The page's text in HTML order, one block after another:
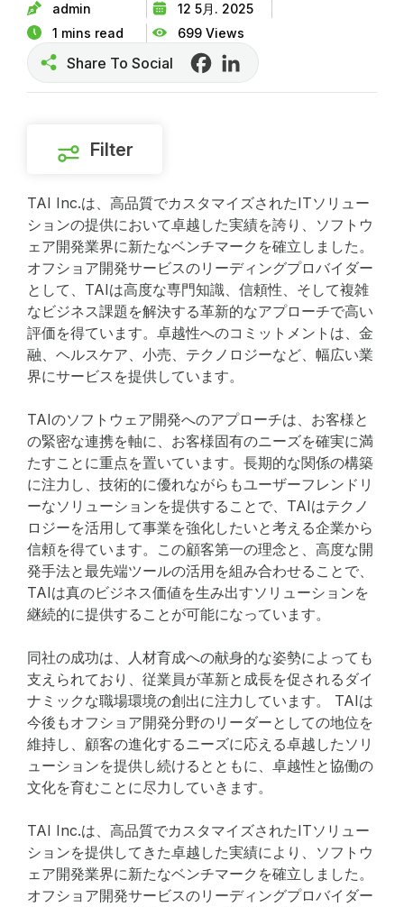
admin
12 5月. 2025
1 mins read
699 Views
Share To Social
Facebook
LinkedIn
TAI Inc.は、高品質でカスタマイズされたITソリュー
ションの提供において卓越した実績を誇り、ソフトウ
ェア開発業界に新たなベンチマークを確立しました。
オフショア開発サービスのリーディングプロバイダー
として、TAIは高度な専門知識、信頼性、そして複雑
なビジネス課題を解決する革新的なアプローチで高い
評価を得ています。卓越性へのコミットメントは、金
融、ヘルスケア、小売、テクノロジーなど、幅広い業
界にサービスを提供しています。
TAIのソフトウェア開発へのアプローチは、お客様と
の緊密な連携を軸に、お客様固有のニーズを確実に満
たすことに重点を置いています。長期的な関係の構築
に注力し、技術的に優れながらもユーザーフレンドリ
ーなソリューションを提供することで、TAIはテクノ
ロジーを活用して事業を強化したいと考える企業から
信頼を得ています。この顧客第一の理念と、高度な開
発手法と最先端ツールの活用を組み合わせることで、
TAIは真のビジネス価値を生み出すソリューションを
継続的に提供することが可能になっています。
同社の成功は、人材育成への献身的な姿勢によっても
支えられており、従業員が革新と成長を促されるダイ
ナミックな職場環境の創出に注力しています。 TAIは
今後もオフショア開発分野のリーダーとしての地位を
維持し、顧客の進化するニーズに応える卓越したソリ
ューションを提供し続けるとともに、卓越性と協働の
文化を育むことに尽力していきます。
TAI Inc.は、高品質でカスタマイズされたITソリュー
ションを提供してきた卓越した実績により、ソフトウ
ェア開発業界に新たなベンチマークを確立しました。
オフショア開発サービスのリーディングプロバイダー
Filter